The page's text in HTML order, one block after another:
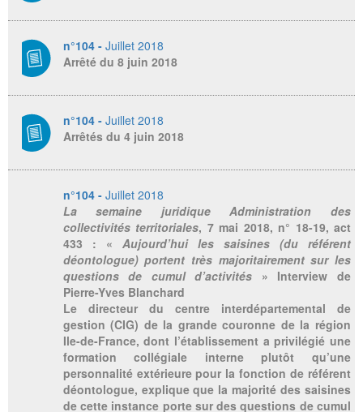
n°104 - Juillet 2018
Arrêté du 8 juin 2018
n°104 - Juillet 2018
Arrêtés du 4 juin 2018
n°104 - Juillet 2018
La semaine juridique Administration des
collectivités territoriales, 7 mai 2018, n° 18-19, act
433 : « Aujourd’hui les saisines (du référent
déontologue) portent très majoritairement sur les
questions de cumul d’activités » Interview de
Pierre-Yves Blanchard
Le directeur du centre interdépartemental de
gestion (CIG) de la grande couronne de la région
Ile-de-France, dont l’établissement a privilégié une
formation collégiale interne plutôt qu’une
personnalité extérieure pour la fonction de référent
déontologue, explique que la majorité des saisines
de cette instance porte sur des questions de cumul